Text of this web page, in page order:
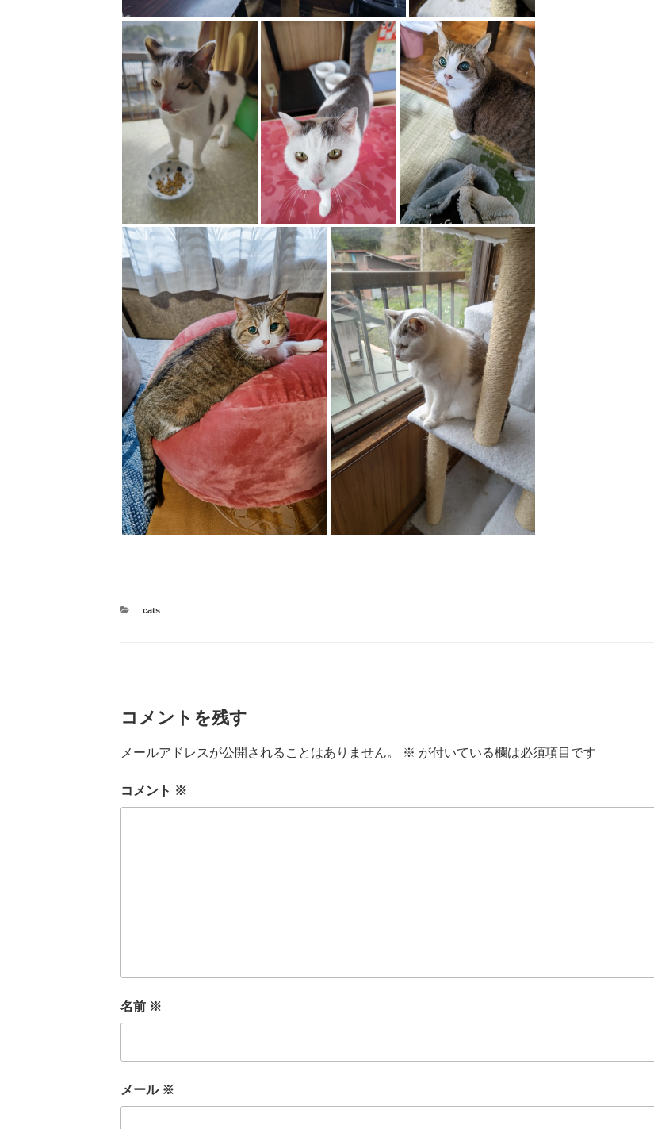
カ
cats
コメントを残す
メールアドレスが公開されることはありません。 ※ が付いている欄は必須項目です
コメント ※
名前 ※
メール ※